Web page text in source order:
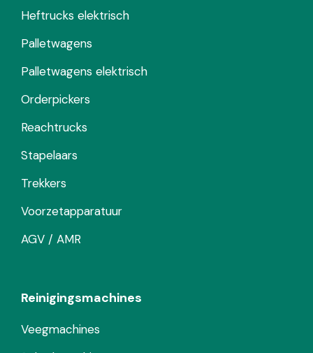
Heftrucks elektrisch
Palletwagens
Palletwagens elektrisch
Orderpickers
Reachtrucks
Stapelaars
Trekkers
Voorzetapparatuur
AGV / AMR
Reinigingsmachines
Veegmachines